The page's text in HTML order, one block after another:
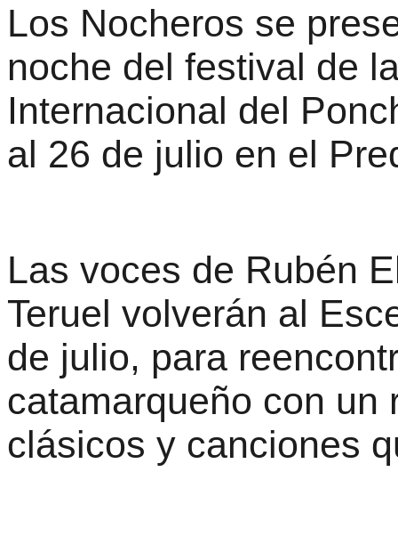
Los Nocheros se
noche del festival de
Internacional del
al 26 de julio en el
Las voces de Rubén
Teruel volverán al
de julio, para
catamarqueño con un
clásicos y canciones